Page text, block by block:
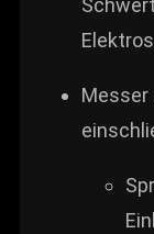
Messer